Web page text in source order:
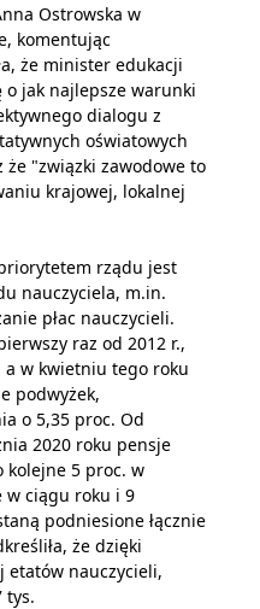
Ostrowska w
komentując
że minister edukacji
o jak najlepsze warunki
dialogu z
oświatowych
że "związki zawodowe to
krajowej, lokalnej
rządu jest
nauczyciela, m.in.
płac nauczycieli.
raz od 2012 r.,
a w kwietniu tego roku
podwyżek,
o 5,35 proc. Od
2020 roku pensje
kolejne 5 proc. w
w ciągu roku i 9
podniesione łącznie
że dzięki
etatów nauczycieli,
tys.